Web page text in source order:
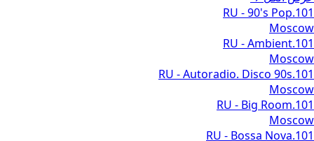
101.RU - 90's Pop
Moscow
101.RU - Ambient
Moscow
101.RU - Autoradio. Disco 90s
Moscow
101.RU - Big Room
Moscow
101.RU - Bossa Nova